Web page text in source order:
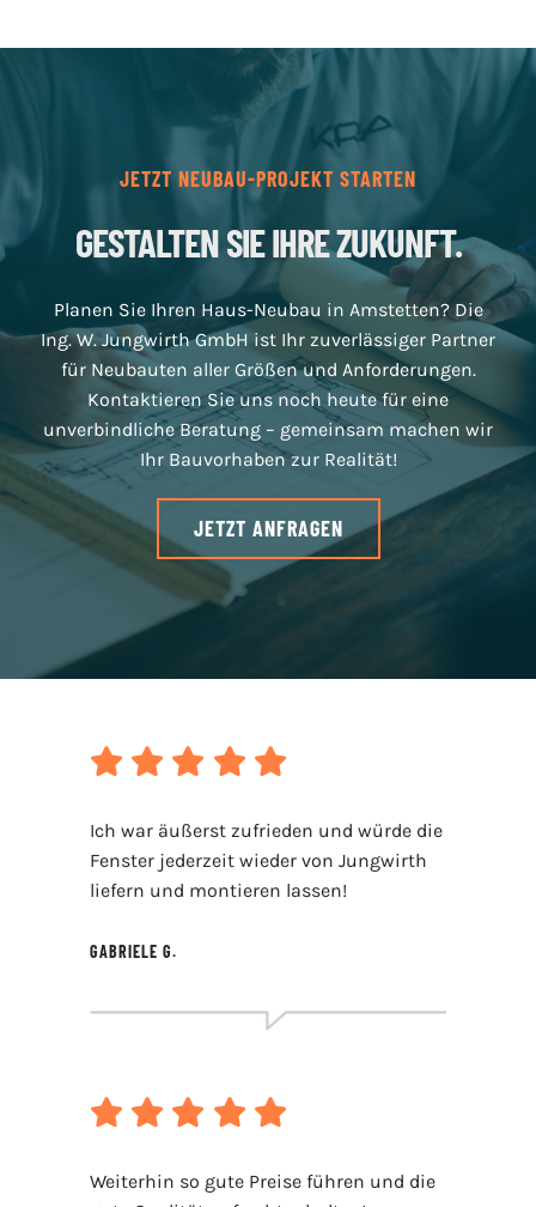
JETZT NEUBAU-PROJEKT STARTEN
GESTALTEN SIE IHRE ZUKUNFT.
Planen Sie Ihren Haus-Neubau in Amstetten? Die
Ing. W. Jungwirth GmbH ist Ihr zuverlässiger Partner
für Neubauten aller Größen und Anforderungen.
Kontaktieren Sie unsnoch heute für eine
unverbindliche Beratung – gemeinsam machen wir
Ihr Bauvorhaben zur Realität!
JETZT ANFRAGEN
Ich war äußerst zufrieden und würde die
Fenster jederzeit wieder von Jungwirth
liefern und montieren lassen!
GABRIELE G.
Weiterhin so gute Preise führen und die